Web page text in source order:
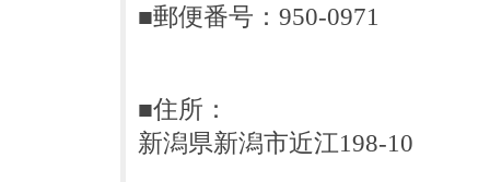
■郵便番号：950-0971
■住所：
新潟県新潟市近江198-10